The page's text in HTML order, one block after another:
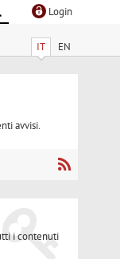
Login
IT EN
avvisi.
i contenuti